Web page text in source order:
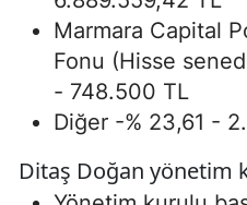
Marmara Capital
Fonu (Hisse
- 748.500 TL
Diğer -% 23,61 -
Ditaş Doğan yönetim